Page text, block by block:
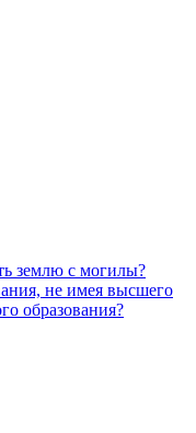
землю с могилы?
не имея высшего
образования?